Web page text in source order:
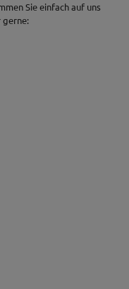
Sie einfach auf uns
gerne: